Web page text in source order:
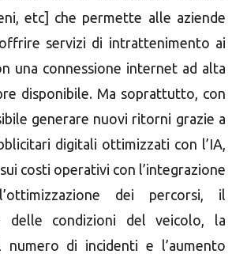
etc] che permette alle aziende
servizi di intrattenimento ai
una connessione internet ad alta
disponibile. Ma soprattutto, con
generare nuovi ritorni grazie a
digitali ottimizzati con l’IA,
costi operativi con l’integrazione
dei percorsi, il
delle condizioni del veicolo, la
numero di incidenti e l’aumento